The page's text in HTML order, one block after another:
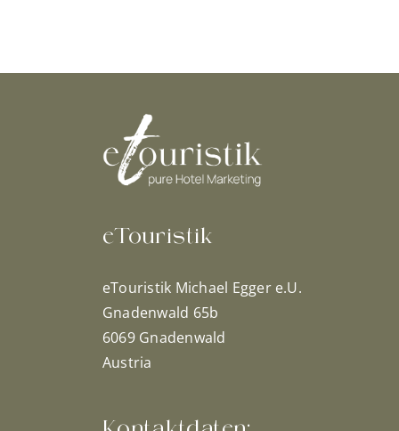
eTouristik
eTouristik Michael Egger e.U.
Gnadenwald 65b
6069 Gnadenwald
Austria